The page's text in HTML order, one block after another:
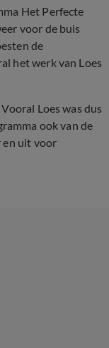
Het Perfecte
voor de buis
de
het werk van Loes
Loes was dus
ook van de
en uit voor